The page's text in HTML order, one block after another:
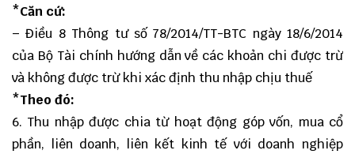
*Căn cứ:
– Điều 8 Thông tư số 78/2014/TT-BTC ngày 18/6/2014
của Bộ Tài chính hướng dẫn về các khoản chi được trừ
và không được trừ khi xác định thu nhập chịu thuế
*Theo đó:
6. Thu nhập được chia từ hoạt động góp vốn, mua cổ
phần, liên doanh, liên kết kinh tế với doanh nghiệp